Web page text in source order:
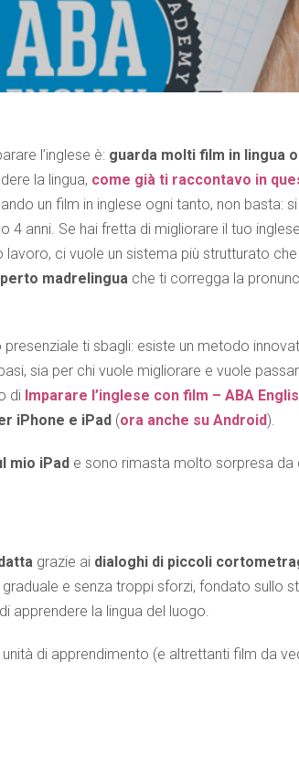
l’inglese è: guarda molti film in lingua
la lingua, come già ti raccontavo in
un film in inglese ogni tanto, non basta:
anni. Se hai fretta di migliorare il tuo
lavoro, ci vuole un sistema più strutturato
madrelingua che ti corregga la
ti sbagli: esiste un metodo
sia per chi vuole migliorare e vuole
di Imparare l’inglese con film – ABA
iPhone e iPad (ora anche su Android).
mio iPad e sono rimasta molto sorpresa da
grazie ai dialoghi di piccoli
graduale e senza troppi sforzi, fondato sullo
apprendere la lingua del luogo.
di apprendimento (e altrettanti film da